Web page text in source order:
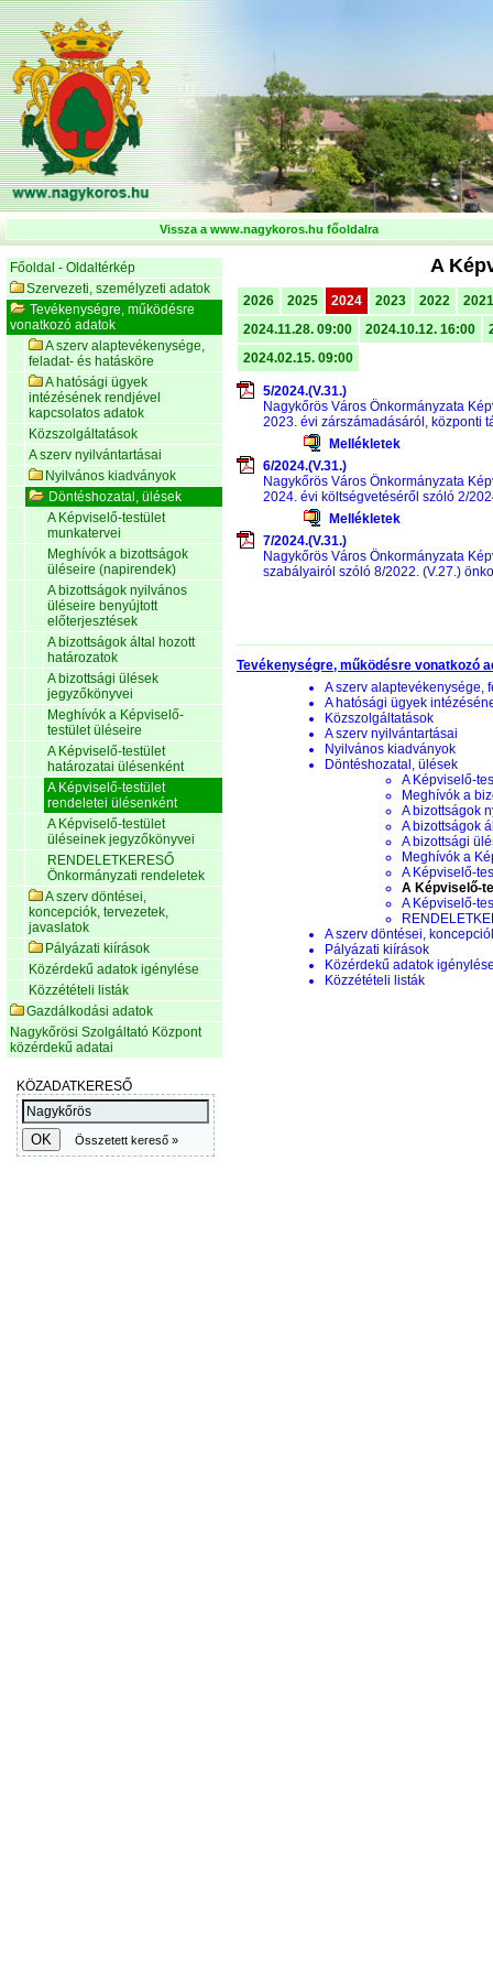
Vissza a www.nagykoros.hu főoldalra
Főoldal - Oldaltérkép
Szervezeti, személyzeti adatok
Tevékenységre, működésre
vonatkozó adatok
A szerv alaptevékenysége,
feladat- és hatásköre
A hatósági ügyek
intézésének rendjével
kapcsolatos adatok
Közszolgáltatások
A szerv nyilvántartásai
Nyilvános kiadványok
Döntéshozatal, ülések
A Képviselő-testület
munkatervei
Meghívók a bizottságok
üléseire (napirendek)
A bizottságok nyilvános
üléseire benyújtott
előterjesztések
A bizottságok által hozott
határozatok
A bizottsági ülések
jegyzőkönyvei
Meghívók a Képviselő-
testület üléseire
A Képviselő-testület
határozatai ülésenként
A Képviselő-testület
rendeletei ülésenként
A Képviselő-testület
üléseinek jegyzőkönyvei
RENDELETKERESŐ
Önkormányzati rendeletek
A szerv döntései,
koncepciók, tervezetek,
javaslatok
Pályázati kiírások
Közérdekű adatok igénylése
Közzétételi listák
Gazdálkodási adatok
Nagykőrösi Szolgáltató Központ
közérdekű adatai
A
2026 2025 2024 2023 2022
2021
2024.11.28. 09:00
2024.10.12. 16:00
2024.02.15. 09:00
5/2024.(V.31.)
Nagykőrös Város Önkormányzata
2023. évi zárszámadásáról, központi
Mellékletek
6/2024.(V.31.)
Nagykőrös Város Önkormányzata
2024. évi költségvetéséről szóló 2/
Mellékletek
7/2024.(V.31.)
Nagykőrös Város Önkormányzata
szabályairól szóló 8/2022. (V.27.)
Tevékenységre, működésre vonatkozó
A szerv alaptevékenysége,
A hatósági ügyek
Közszolgáltatások
A szerv nyilvántartásai
Nyilvános kiadványok
Döntéshozatal, ülések
A Képviselő-
Meghívók a
A bizottságok
A bizottságok
A bizottsági
Meghívók a
A Képviselő-
A Képviselő-
A Képviselő-
A szerv döntései,
Pályázati kiírások
Közérdekű adatok
Közzétételi listák